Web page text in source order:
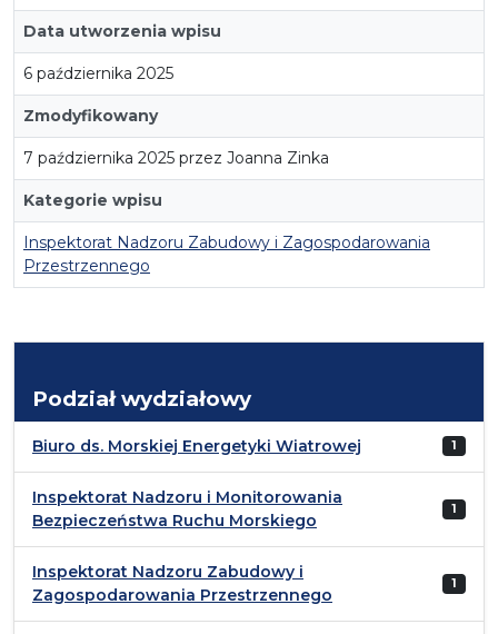
Data utworzenia wpisu
6 października 2025
Zmodyfikowany
7 października 2025 przez Joanna Zinka
Kategorie wpisu
Inspektorat Nadzoru Zabudowy i Zagospodarowania
Przestrzennego
Podział wydziałowy
Biuro ds. Morskiej Energetyki Wiatrowej 1
Inspektorat Nadzoru i Monitorowania
Bezpieczeństwa Ruchu Morskiego
1
Inspektorat Nadzoru Zabudowy i
Zagospodarowania Przestrzennego
1